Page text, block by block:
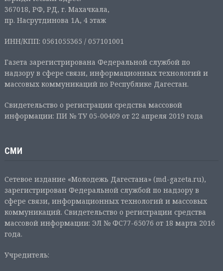
367018, РФ, РД, г. Махачкала,
пр. Насрутдинова 1А, 4 этаж
ИНН/КПП: 0561055365 / 057101001
Газета зарегистрирована Федеральной службой по
надзору в сфере связи, информационных технологий и
массовых коммуникаций по Республике Дагестан.
Свидетельство о регистрации средства массовой
информации: ПИ № ТУ 05-00409 от 22 апреля 2019 года
СМИ
Сетевое издание «Молодежь Дагестана» (md-gazeta.ru),
зарегистрирован Федеральной службой по надзору в
сфере связи, информационных технологий и массовых
коммуникаций. Свидетельство о регистрации средства
массовой информации: ЭЛ № ФС77-65076 от 18 марта 2016
года.
Учредитель: